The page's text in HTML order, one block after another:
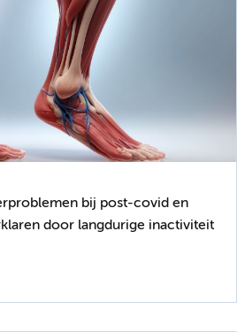
bij post-covid en
door langdurige inactiviteit